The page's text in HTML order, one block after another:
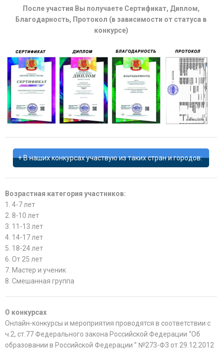
После участия Вы получаете Сертификат, Диплом,
Благодарность, Протокол (в зависимости от статуса в
конкурсе)
В наших конкурсах участвую из таких стран и городов:
Возрастная категория участников:
1. 4-7 лет
2. 8-10 лет
3. 11-13 лет
4. 14-17 лет
5. 18-24 лет
6. От 25 лет
7. Мастер и ученик
8. Смешанная группа
О конкурсах
Онлайн-конкурсы и мероприятия проводятся в соответствии с
ч.2, ст.77 Федерального закона Российской Федерации “Об
образовании в Российской Федерации ” №273-Ф3 от 29.12.2012